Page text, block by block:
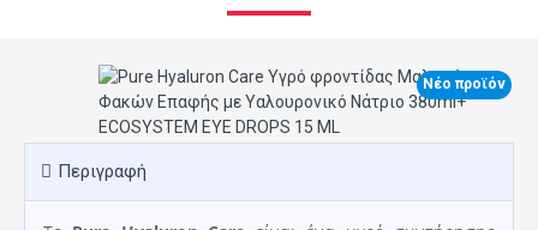
Νέο προϊόν
Περιγραφή